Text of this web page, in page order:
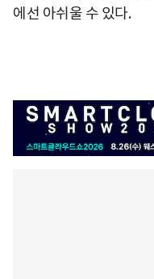
에선 아쉬울 수 있다.